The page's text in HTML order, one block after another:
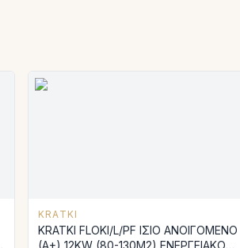
KRATKI
KRATKI FLOKI/L/PF ΙΣΙΟ ΑΝΟΙΓΟΜΕΝΟ
(A+) 12KW (80-130M2) ΕΝΕΡΓΕΙΑΚΟ